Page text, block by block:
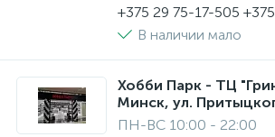
+375 29 75-17-505
В наличии мало
Хобби Парк - ТЦ
Минск, ул.
ПН-ВС 10:00 - 22:00